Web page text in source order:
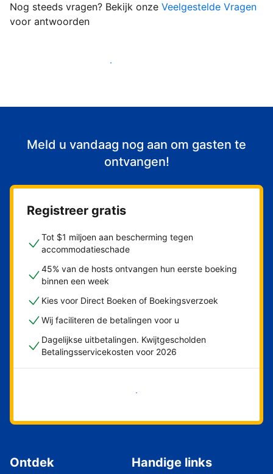
Nog steeds vragen? Bekijk onze Veelgestelde Vragen
voor antwoorden
Begin met het verwelkomen van gasten
Meld u vandaag nog aan om gasten te
ontvangen!
Registreer gratis
Tot $1 miljoen aan bescherming tegen
accommodatieschade
45% van de hosts ontvangen hun eerste boeking
binnen een week
Kies voor Direct Boeken of Boekingsverzoek
Wij faciliteren de betalingen voor u
Dagelijkse uitbetalingen. Kwijtgescholden
Betalingsservicekosten voor 2026
Nu meteen beginnen
Ontdek Handige links